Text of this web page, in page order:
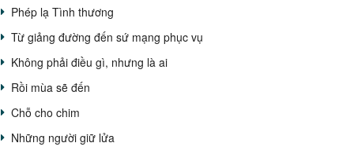
Phép lạ Tình thương
Từ giảng đường đến sứ mạng phục vụ
Không phải điều gì, nhưng là ai
Rồi mùa sẽ đến
Chỗ cho chim
Những người giữ lửa